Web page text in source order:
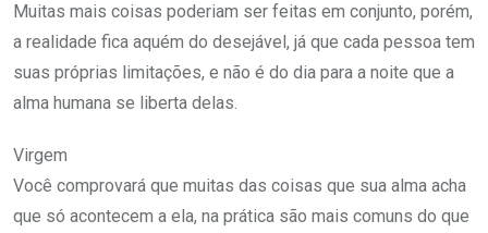
Muitas mais coisas poderiam ser feitas em conjunto, porém,
a realidade fica aquém do desejável, já que cada pessoa tem
suas próprias limitações, e não é do dia para a noite que a
alma humana se liberta delas.
Virgem
Você comprovará que muitas das coisas que sua alma acha
que só acontecem a ela, na prática são mais comuns do que